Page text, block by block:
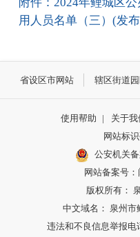
用人员名单（三）(发
省设区市网站 辖区街道
使用帮助 | 关于我
网站标
公安机关
网站备案号：
版权所有：
中文域名： 泉州市
违法和不良信息举报电